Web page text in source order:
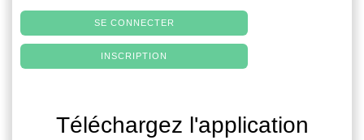
SE CONNECTER
INSCRIPTION
Téléchargez l'application